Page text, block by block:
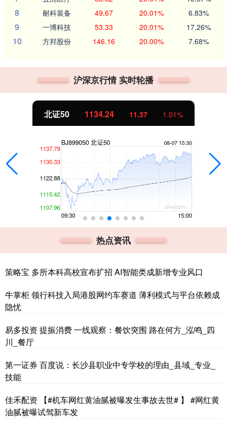
8 耐科装备 49.67 20.01% 6.83%
9 一博科技 53.33 20.01% 17.26%
10 方邦股份 146.16 20.00% 7.68%
沪深京行情 实时轮播
北证50 1134.24 11.37 1.01%
热点资讯
策略宝 多所本科高校宣布扩招 AI智能类成新增专业风口
牛掌柜 领行科技入局港股网约车赛道 薄利模式与平台依赖成
隐忧
易多投资 提振消费 一线观察：餐饮突围 路在何方_泓鸣_四
川_餐厅
第一证券 百度说：长沙县职业中专学校的理由_县域_专业_
技能
佳禾配资 【#机车网红黄油腻被曝发生事故去世# 】 #网红黄
油腻被曝试驾新车发